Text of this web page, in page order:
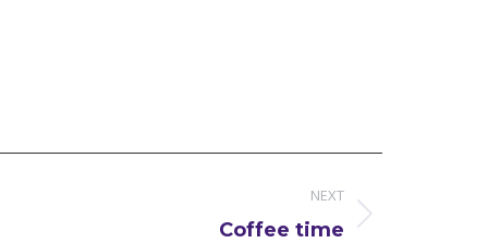
NEXT
Coffee time